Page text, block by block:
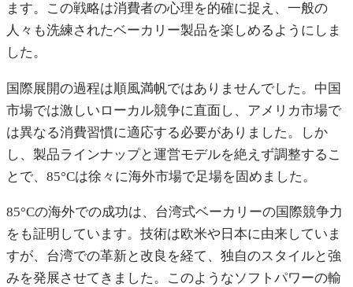
ます。この戦略は消費者の心理を的確に捉え、一般の
人々も洗練されたベーカリー製品を楽しめるようにしま
した。
国際展開の過程は順風満帆ではありませんでした。中国
市場では激しいローカル競争に直面し、アメリカ市場で
は異なる消費習慣に適応する必要がありました。しか
し、製品ラインナップと運営モデルを絶えず調整するこ
とで、85°Cは徐々に海外市場で足場を固めました。
85°Cの海外での成功は、台湾式ベーカリーの国際競争力
をも証明しています。技術は欧米や日本に由来していま
すが、台湾での革新と改良を経て、独自のスタイルと強
みを発展させてきました。このようなソフトパワーの輸